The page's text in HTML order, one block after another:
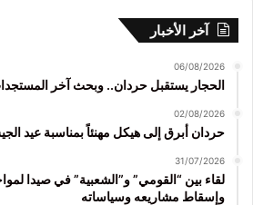
آخر الأخبار
06/08/2026
الحجار يستقبل حردان.. وبحث آخر
02/08/2026
حردان أبرق إلى هيكل مهنئاً بمناسبة عيد
31/07/2026
لقاء بين “القومي” و”الشعبية” في صيدا
وإسقاط مشاريعه وسياساته